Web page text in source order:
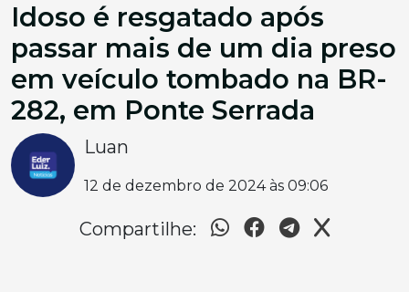
Idoso é resgatado após
passar mais de um dia preso
em veículo tombado na BR-
282, em Ponte Serrada
Luan
12 de dezembro de 2024 às 09:06
Compartilhe: